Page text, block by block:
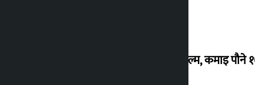
‘गौंथली’ बन्यो धेरै कमाउने सातौं नेपाली फिल्म, कमाइ पौने